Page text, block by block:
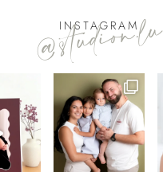
INSTAGRAM
@studion.lu